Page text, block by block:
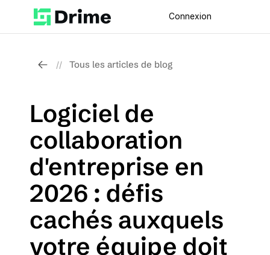
Connexion
// Tous les articles de blog
Logiciel de
collaboration
d'entreprise en
2026 : défis
cachés auxquels
votre équipe doit